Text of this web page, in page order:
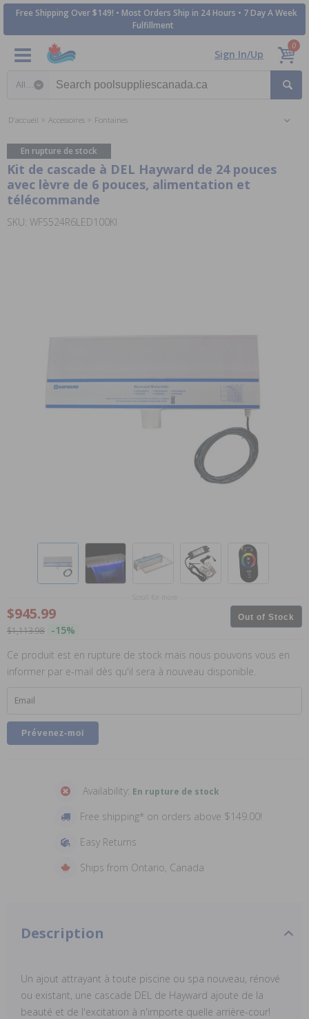
Free Shipping Over $149! • Most Orders Ship in 24 Hours • 7 Day A Week
Fulfillment
Sign In/Up
0
D'accueil Accessoires Fontaines
En rupture de stock
Kit de cascade à DEL Hayward de 24 pouces
avec lèvre de 6 pouces, alimentation et
télécommande
SKU: WFS524R6LED100KI
$945.99
$1,113.98 -15%
Out of Stock
Ce produit est en rupture de stock mais nous pouvons vous en
informer par e-mail dès qu'il sera à nouveau disponible.
Email
Availability: En rupture de stock
Free shipping* on orders above $149.00!
Easy Returns
Ships from Ontario, Canada
Description
Un ajout attrayant à toute piscine ou spa nouveau, rénové
ou existant, une cascade DEL de Hayward ajoute de la
beauté et de l'excitation à n'importe quelle arrière-cour!